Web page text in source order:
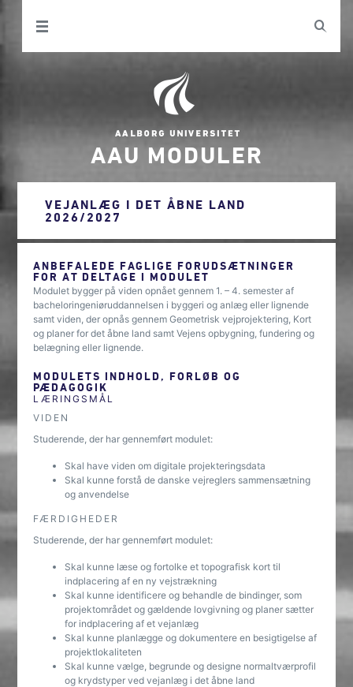
AAU MODULER
VEJANLÆG I DET ÅBNE LAND
2026/2027
ANBEFALEDE FAGLIGE FORUDSÆTNINGER
FOR AT DELTAGE I MODULET
Modulet bygger på viden opnået gennem 1. – 4. semester af
bacheloringeniøruddannelsen i byggeri og anlæg eller lignende
samt viden, der opnås gennem Geometrisk vejprojektering, Kort
og planer for det åbne land samt Vejens opbygning, fundering og
belægning eller lignende.
MODULETS INDHOLD, FORLØB OG
PÆDAGOGIK
LÆRINGSMÅL
VIDEN
Studerende, der har gennemført modulet:
Skal have viden om digitale projekteringsdata
Skal kunne forstå de danske vejreglers sammensætning
og anvendelse
FÆRDIGHEDER
Studerende, der har gennemført modulet:
Skal kunne læse og fortolke et topografisk kort til
indplacering af en ny vejstrækning
Skal kunne identificere og behandle de bindinger, som
projektområdet og gældende lovgivning og planer sætter
for indplacering af et vejanlæg
Skal kunne planlægge og dokumentere en besigtigelse af
projektlokaliteten
Skal kunne vælge, begrunde og designe normaltværprofil
og krydstyper ved vejanlæg i det åbne land